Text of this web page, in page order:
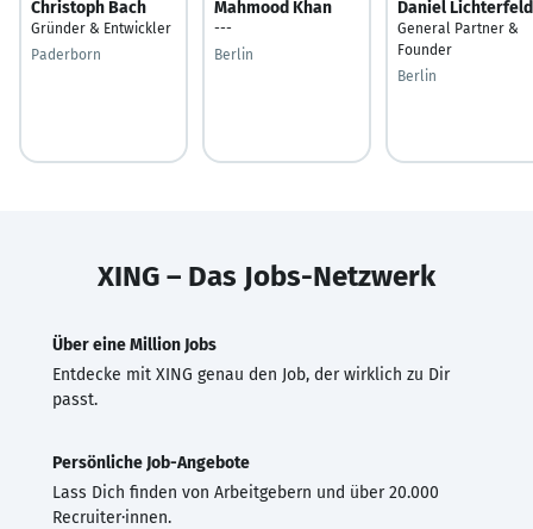
Christoph Bach
Gründer & Entwickler
Paderborn
Mahmood Khan
---
Berlin
Daniel Lichterfeld
General Partner &
Founder
Berlin
XING – Das Jobs-Netzwerk
Über eine Million Jobs
Entdecke mit XING genau den Job, der wirklich zu Dir
passt.
Persönliche Job-Angebote
Lass Dich finden von Arbeitgebern und über 20.000
Recruiter·innen.